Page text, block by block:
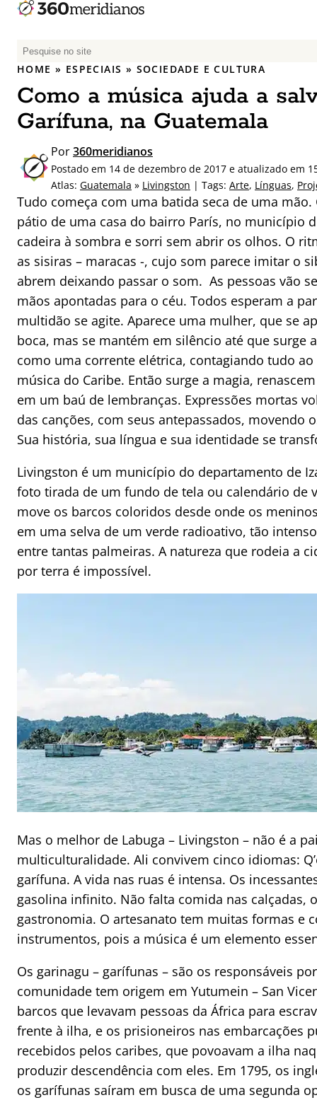
P
e
q
u
a
p
o
r
:
HOME » ESPECIAIS » SOCIEDADE E CULTURA
Como a música ajuda a
Garífuna, na Guatemala
Por360meridianos
Postado em 14 de dezembro de 2017 e atualizado em
Atlas: Guatemala » Livingston | Tags: Arte, Línguas,
Tudo começa com uma batida seca de uma
pátio de uma casa do bairro París, no município
cadeira à sombra e sorri sem abrir os olhos. O
as sisiras – maracas -, cujo som parece imitar o
abrem deixando passar o som. As pessoas vão
mãos apontadas para o céu. Todos esperam a
multidão se agite. Aparece uma mulher, que se
boca, mas se mantém em silêncio até que surge
como uma corrente elétrica, contagiando tudo
música do Caribe. Então surge a magia,
em um baú de lembranças. Expressões mortas
das canções, com seus antepassados, movendo
Sua história, sua língua e sua identidade se
Livingston é um município do departamento de
foto tirada de um fundo de tela ou calendário de
move os barcos coloridos desde onde os
em uma selva de um verde radioativo, tão
entre tantas palmeiras. A natureza que rodeia a
por terra é impossível.
Mas o melhor de Labuga – Livingston – não é a
multiculturalidade. Ali convivem cinco idiomas:
garífuna. A vida nas ruas é intensa. Os
gasolina infinito. Não falta comida nas calçadas,
gastronomia. O artesanato tem muitas formas e
instrumentos, pois a música é um elemento
Os garinagu – garífunas – são os responsáveis
comunidade tem origem em Yutumein – San
barcos que levavam pessoas da África para
frente à ilha, e os prisioneiros nas embarcações
recebidos pelos caribes, que povoavam a ilha
produzir descendência com eles. Em 1795, os
os garífunas saíram em busca de uma segunda